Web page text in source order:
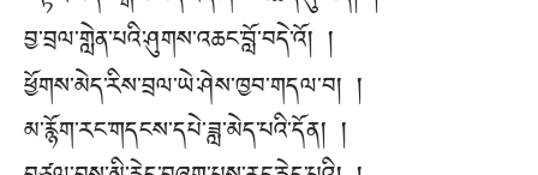
བྱ་བྲལ་གླེན་པའི་ཤུགས་འཆང་བློ་བདེ་འོ། །
ཕྱོགས་མེད་རིས་བྲལ་ཡེ་ཤེས་ཁྱབ་གདལ་བ། །
མ་རྙོག་རང་གདངས་དཔེ་ཟླ་མེད་པའི་དོན། །